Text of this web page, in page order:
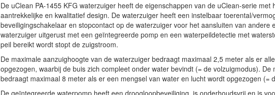
De uClean PA-1455 KFG waterzuiger heeft de eigenschappen van de uClean-serie met
aantrekkelijke en kwalitatief design. De waterzuiger heeft een instelbaar toerental/
beveiligingschakelaar en stopcontact op de waterzuiger voor het aansluiten van andere
waterzuiger uitgerust met een geïntegreerde pomp en een waterpeildetectie met
peil bereikt wordt stopt de zuigstroom.
De maximale aanzuighoogte van de waterzuiger bedraagt maximaal 2,5 meter als er
opgezogen, waarbij de buis zich compleet onder water bevindt (= de volzuigmodus). De
bedraagt maximaal 8 meter als er een mengsel van water en lucht wordt opgezogen (=
De geïntegreerde waterpomp heeft een droogloopbeveiliging, is onderhoudsvrij en is